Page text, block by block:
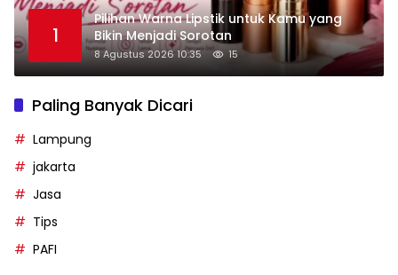
1
Pilihan Warna Lipstik untuk Kamu yang
Bikin Menjadi Sorotan
8 Agustus 2026 10:35 15
Paling Banyak Dicari
Lampung
jakarta
Jasa
Tips
PAFI